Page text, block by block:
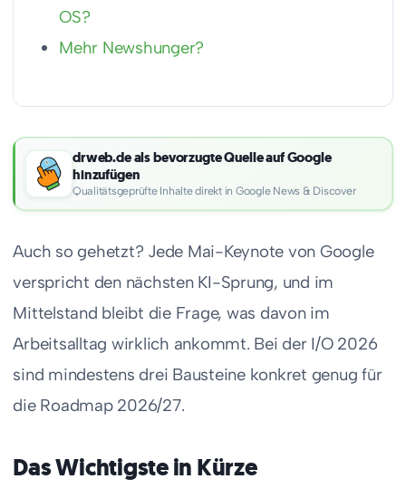
OS?
Mehr Newshunger?
drweb.de als bevorzugte Quelle auf Google
hinzufügen
Qualitätsgeprüfte Inhalte direkt in Google News & Discover
Auch so gehetzt? Jede Mai-Keynote von Google
verspricht den nächsten KI-Sprung, und im
Mittelstand bleibt die Frage, was davon im
Arbeitsalltag wirklich ankommt. Bei der I/O 2026
sind mindestens drei Bausteine konkret genug für
die Roadmap 2026/27.
Das Wichtigste in Kürze